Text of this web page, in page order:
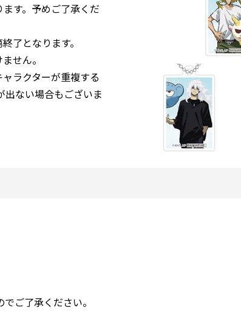
す。予めご了承くだ
了となります。
せん。
ラクターが重複する
出ない場合もございま
ご了承ください。